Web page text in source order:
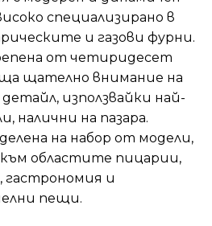
специализирано в
и газови фурни.
от четиридесет
щателно внимание на
използвайки най-
налични на пазара.
на набор от модели,
към областите пицарии,
гастрономия и
пещи.